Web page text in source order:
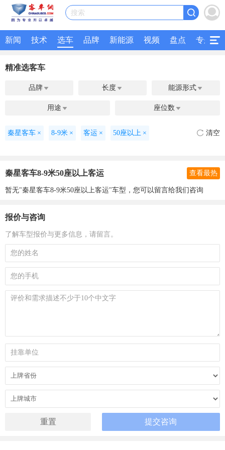
搜索
新闻 技术 选车 品牌 新能源 视频 盘点 专题
精准选客车
品牌  长度  能源形式 
用途  座位数 
秦星客车 × 8-9米 × 客运 × 50座以上 × 清空
秦星客车8-9米50座以上客运 查看最热
暂无"秦星客车8-9米50座以上客运"车型，您可以留言给我们咨询
报价与咨询
了解车型报价与更多信息，请留言。